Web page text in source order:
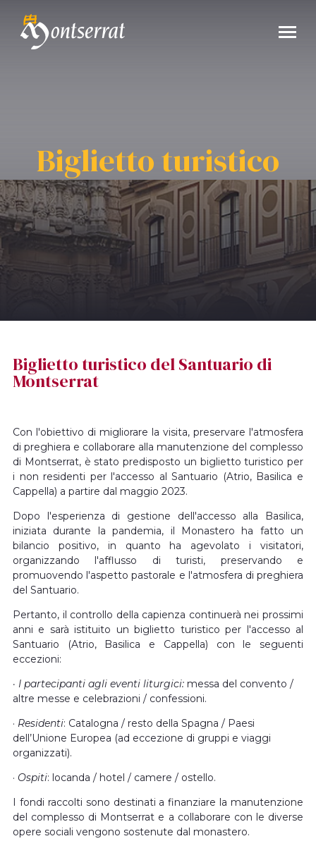
Biglietto turistico
Biglietto turistico del Santuario di
Montserrat
Con l'obiettivo di migliorare la visita, preservare l'atmosfera
di preghiera e collaborare alla manutenzione del complesso
di Montserrat, è stato predisposto un biglietto turistico per
i non residenti per l'accesso al Santuario (Atrio, Basilica e
Cappella) a partire dal maggio 2023.
Dopo l'esperienza di gestione dell'accesso alla Basilica,
iniziata durante la pandemia, il Monastero ha fatto un
bilancio positivo, in quanto ha agevolato i visitatori,
organizzando l'afflusso di turisti, preservando e
promuovendo l'aspetto pastorale e l'atmosfera di preghiera
del Santuario.
Pertanto, il controllo della capienza continuerà nei prossimi
anni e sarà istituito un biglietto turistico per l'accesso al
Santuario (Atrio, Basilica e Cappella) con le seguenti
eccezioni:
· I partecipanti agli eventi liturgici: messa del convento /
altre messe e celebrazioni / confessioni.
· Residenti: Catalogna / resto della Spagna / Paesi
dell’Unione Europea (ad eccezione di gruppi e viaggi
organizzati).
· Ospiti: locanda / hotel / camere / ostello.
I fondi raccolti sono destinati a finanziare la manutenzione
del complesso di Montserrat e a collaborare con le diverse
opere sociali vengono sostenute dal monastero.